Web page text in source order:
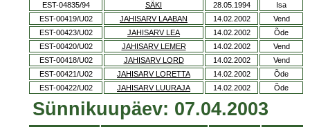
EST-04835/94
SÄKI 28.05.1994
Isa
EST-00419/U02
JAHISARV LAABAN 14.02.2002
Vend
EST-00423/U02
JAHISARV LEA 14.02.2002
Õde
EST-00420/U02
JAHISARV LEMER 14.02.2002
Vend
EST-00418/U02
JAHISARV LORD 14.02.2002
Vend
EST-00421/U02
JAHISARV LORETTA 14.02.2002
Õde
EST-00422/U02
JAHISARV LUURAJA 14.02.2002 Õde
Sünnikuupäev: 07.04.2003